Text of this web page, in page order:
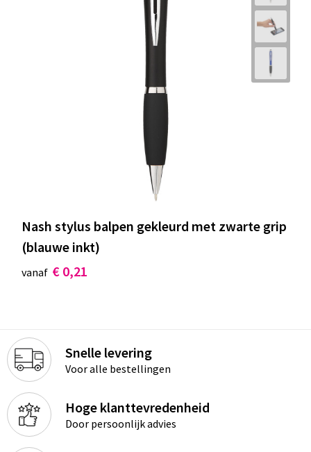
Nash stylus balpen gekleurd met zwarte grip
(blauwe inkt)
vanaf € 0,21
Snelle levering
Voor alle bestellingen
Hoge klanttevredenheid
Door persoonlijk advies